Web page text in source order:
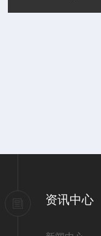
资讯中心